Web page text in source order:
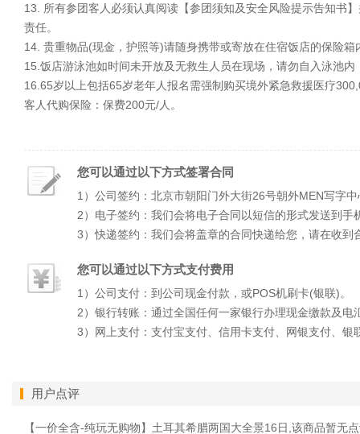
13. 所有参团客人必须认真阅读【参团须知及安全风险提示告知书
责任。
14. 贵重物品(现金，护照等)请随身携带或寄放在住宿饭店的保险
15.饭店游泳池如时间未开放及无救生人员在现场，请勿自入泳池
16.65岁以上包括65岁老年人报名需强制购买境外紧急救援医疗
客人代购保险：保费200元/人。
您可以通过以下方式签署合同
1）公司签约：北京市朝阳门外大街26号朝外MEN写字
2）电子签约：我们会将电子合同以短信的形式发送到
3）快递签约：我们会将盖章的合同快递给您，请在收
您可以通过以下方式支付费用
1）公司支付：到公司现金付款，或POS机刷卡(银联)。
2）银行转账：通过全国任何一家银行办理现金缴款及
3）网上支付：支付宝支付、信用卡支付、网银支付、银
用户点评
【一价全含-纯玩无购物】土耳其希腊两国大全景16日,该商品暂无